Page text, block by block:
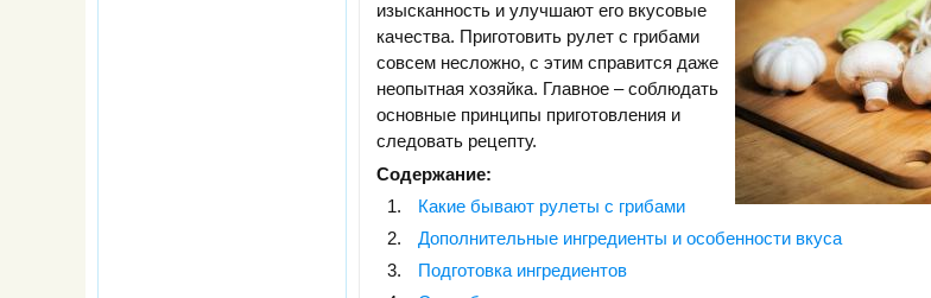
изысканность и улучшают его вкусовые
качества. Приготовить рулет с грибами
совсем несложно, с этим справится даже
неопытная хозяйка. Главное – соблюдать
основные принципы приготовления и
следовать рецепту.
Содержание:
Какие бывают рулеты с грибами
Дополнительные ингредиенты и особенности вкуса
Подготовка ингредиентов